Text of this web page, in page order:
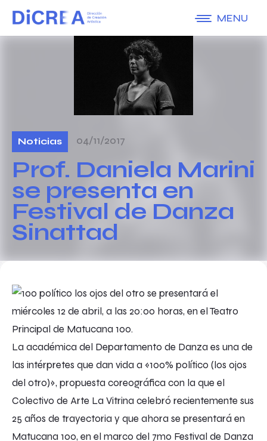
MENU
Noticias 04/11/2017
Prof. Daniela Marini
se presenta en
Festival de Danza
Sinattad
La académica del Departamento de Danza es una de
las intérpretes que dan vida a «100% político (los ojos
del otro)», propuesta coreográfica con la que el
Colectivo de Arte La Vitrina celebró recientemente sus
25 años de trayectoria y que ahora se presentará en
Matucana 100, en el marco del 7mo Festival de Danza